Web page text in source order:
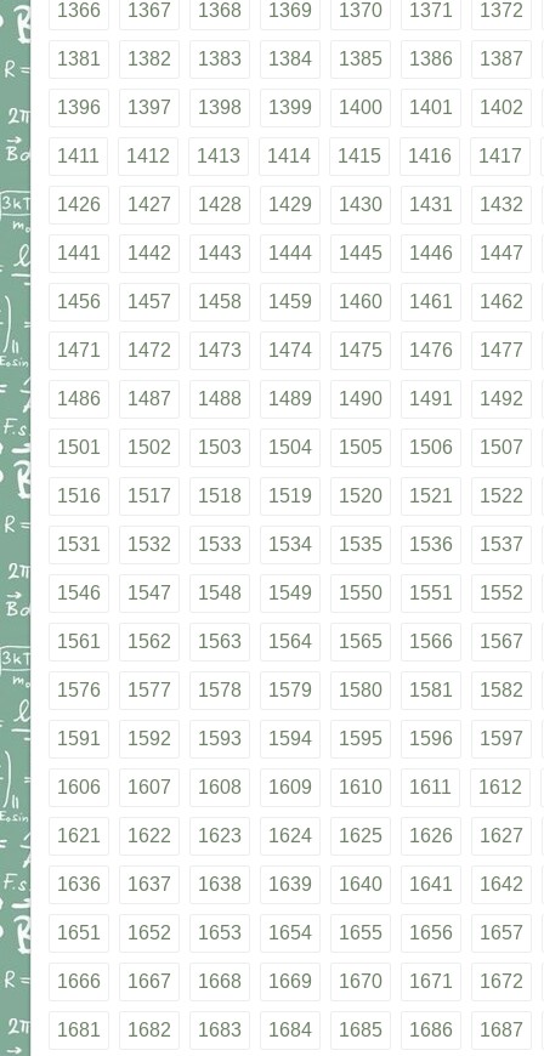
1366 1367 1368 1369 1370 1371 1372
1381 1382 1383 1384 1385 1386 1387
1396 1397 1398 1399 1400 1401 1402
1411 1412 1413 1414 1415 1416 1417
1426 1427 1428 1429 1430 1431 1432
1441 1442 1443 1444 1445 1446 1447
1456 1457 1458 1459 1460 1461 1462
1471 1472 1473 1474 1475 1476 1477
1486 1487 1488 1489 1490 1491 1492
1501 1502 1503 1504 1505 1506 1507
1516 1517 1518 1519 1520 1521 1522
1531 1532 1533 1534 1535 1536 1537
1546 1547 1548 1549 1550 1551 1552
1561 1562 1563 1564 1565 1566 1567
1576 1577 1578 1579 1580 1581 1582
1591 1592 1593 1594 1595 1596 1597
1606 1607 1608 1609 1610 1611 1612
1621 1622 1623 1624 1625 1626 1627
1636 1637 1638 1639 1640 1641 1642
1651 1652 1653 1654 1655 1656 1657
1666 1667 1668 1669 1670 1671 1672
1681 1682 1683 1684 1685 1686 1687